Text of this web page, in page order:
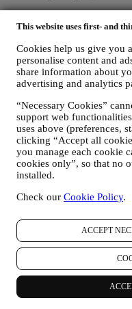
This website uses first- and
Cookies help us give you
personalise content and
share information about
advertising and analytics
“Necessary Cookies”
support web
uses above (preferences,
clicking “Accept all
you manage each cookie
cookies only”, so that no
installed.
Check our Cookie Policy.
ACCEPT
lorsque vous utilisez le Site
personnelle, sont dûment
privée sont expliqués sous
2. QUI RECUEILLE VOS
Le contrôleur des données
proposés sur le Site web
social est établi à Le
Bruxelles, Belgique.
Si vous acceptez de
notre part, vous ferez partie
consommateurs du groupe
conjointement, par Le
représentant désigné dans
08007 Barcelone, Espagne.
pourvoit (a) à Le Creuset
marketing globale et de
filiales locales Le Creuset le
stratégie, ainsi que la
marketing et communication
les parties le devoir de